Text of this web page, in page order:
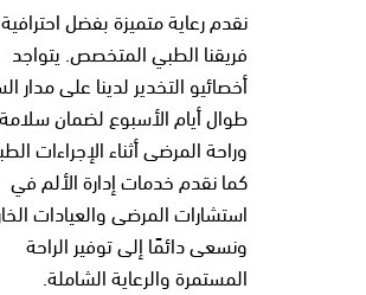
نقدم رعاية متميزة بفضل احترافية
فريقنا الطبي المتخصص. يتواجد
أخصائيو التخدير لدينا على مدار
طوال أيام الأسبوع لضمان سلامة
وراحة المرضى أثناء الإجراءات
كما نقدم خدمات إدارة الألم في
استشارات المرضى والعيادات
ونسعى دائمًا إلى توفير الراحة
المستمرة والرعاية الشاملة.